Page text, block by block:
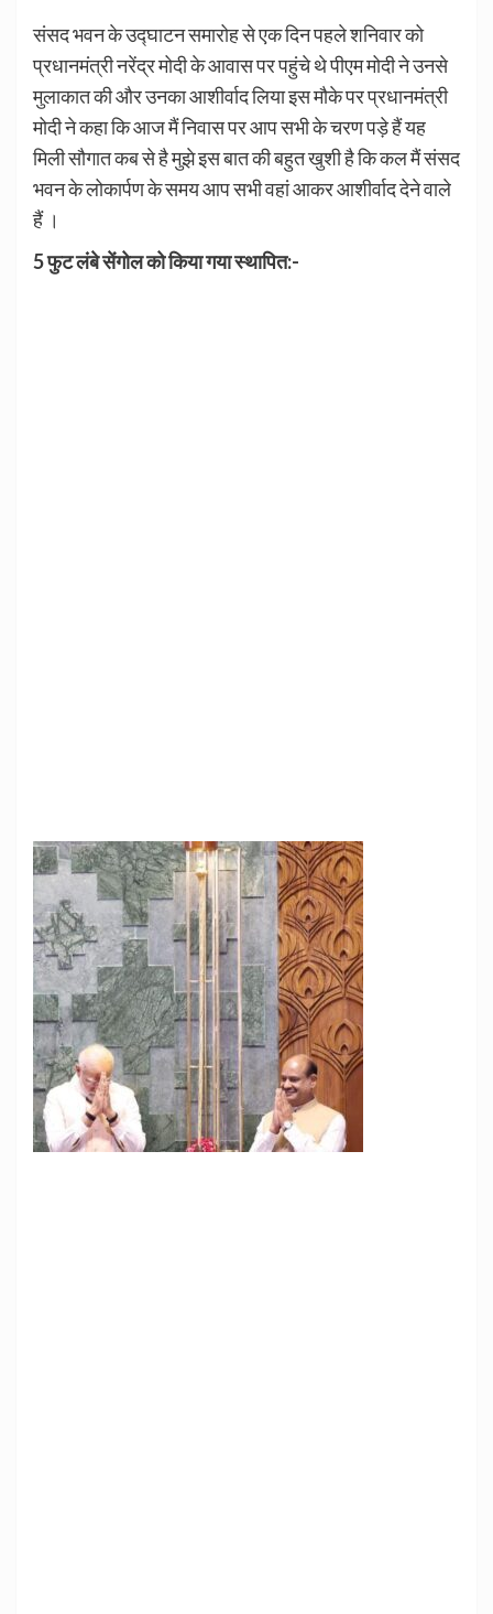
संसद भवन के उद्घाटन समारोह से एक दिन पहले शनिवार को
प्रधानमंत्री नरेंद्र मोदी के आवास पर पहुंचे थे पीएम मोदी ने उनसे
मुलाकात की और उनका आशीर्वाद लिया इस मौके पर प्रधानमंत्री
मोदी ने कहा कि आज मैं निवास पर आप सभी के चरण पड़े हैं यह
मिली सौगात कब से है मुझे इस बात की बहुत खुशी है कि कल मैं संसद
भवन के लोकार्पण के समय आप सभी वहां आकर आशीर्वाद देने वाले
हैं ।
5 फुट लंबे सेंगोल को किया गया स्थापित:-